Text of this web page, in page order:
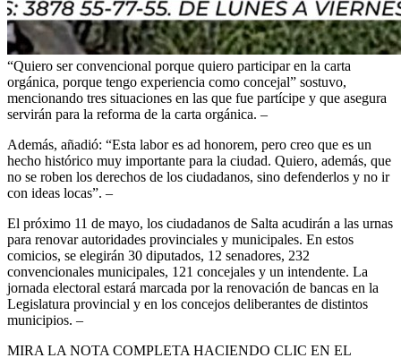
“Quiero ser convencional porque quiero participar en la carta
orgánica, porque tengo experiencia como concejal” sostuvo,
mencionando tres situaciones en las que fue partícipe y que asegura
servirán para la reforma de la carta orgánica. –
Además, añadió: “Esta labor es ad honorem, pero creo que es un
hecho histórico muy importante para la ciudad. Quiero, además, que
no se roben los derechos de los ciudadanos, sino defenderlos y no ir
con ideas locas”. –
El próximo 11 de mayo, los ciudadanos de Salta acudirán a las urnas
para renovar autoridades provinciales y municipales. En estos
comicios, se elegirán 30 diputados, 12 senadores, 232
convencionales municipales, 121 concejales y un intendente. La
jornada electoral estará marcada por la renovación de bancas en la
Legislatura provincial y en los concejos deliberantes de distintos
municipios. –
MIRA LA NOTA COMPLETA HACIENDO CLIC EN EL